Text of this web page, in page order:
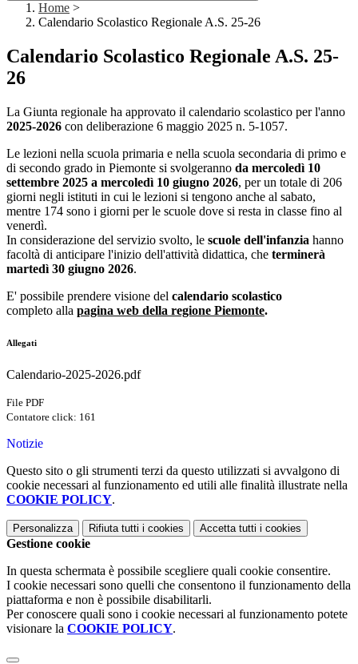
Home >
Calendario Scolastico Regionale A.S. 25-26
Calendario Scolastico Regionale A.S. 25-
26
La Giunta regionale ha approvato il calendario scolastico per l'anno
2025-2026 con deliberazione 6 maggio 2025 n. 5-1057.
Le lezioni nella scuola primaria e nella scuola secondaria di primo e
di secondo grado in Piemonte si svolgeranno da mercoledì 10
settembre 2025 a mercoledì 10 giugno 2026, per un totale di 206
giorni negli istituti in cui le lezioni si tengono anche al sabato,
mentre 174 sono i giorni per le scuole dove si resta in classe fino al
venerdì.
In considerazione del servizio svolto, le scuole dell'infanzia hanno
facoltà di anticipare l'inizio dell'attività didattica, che terminerà
martedì 30 giugno 2026.
E' possibile prendere visione del calendario scolastico
completo alla pagina web della regione Piemonte.
Allegati
Calendario-2025-2026.pdf
File PDF
Contatore click: 161
Notizie
Questo sito o gli strumenti terzi da questo utilizzati si avvalgono di
cookie necessari al funzionamento ed utili alle finalità illustrate nella
COOKIE POLICY.
Personalizza Rifiuta tutti i cookies Accetta tutti i cookies
Gestione cookie
In questa schermata è possibile scegliere quali cookie consentire.
I cookie necessari sono quelli che consentono il funzionamento della
piattaforma e non è possibile disabilitarli.
Per conoscere quali sono i cookie necessari al funzionamento potete
visionare la COOKIE POLICY.